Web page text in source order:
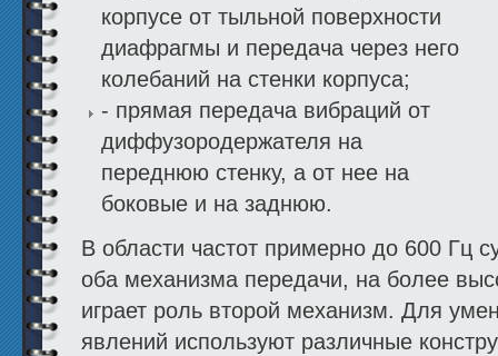
корпусе от тыльной поверхности
диафрагмы и передача через него
колебаний на стенки корпуса;
- прямая передача вибраций от
диффузородержателя на
переднюю стенку, а от нее на
боковые и на заднюю.
В области частот примерно до 600 Гц
оба механизма передачи, на более
играет роль второй механизм. Для
явлений используют различные